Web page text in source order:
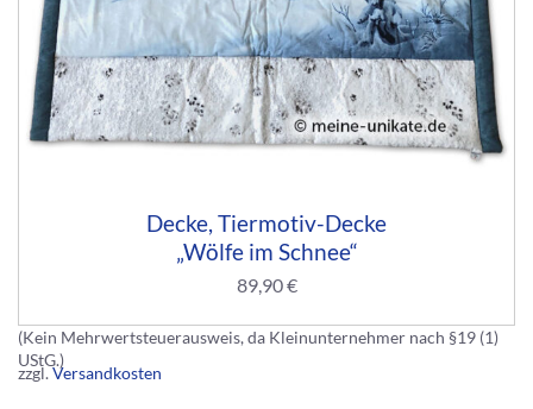
Decke, Tiermotiv-Decke
„Wölfe im Schnee“
89,90€
(Kein Mehrwertsteuerausweis, da Kleinunternehmer nach §19 (1)
UStG.)
zzgl.Versandkosten